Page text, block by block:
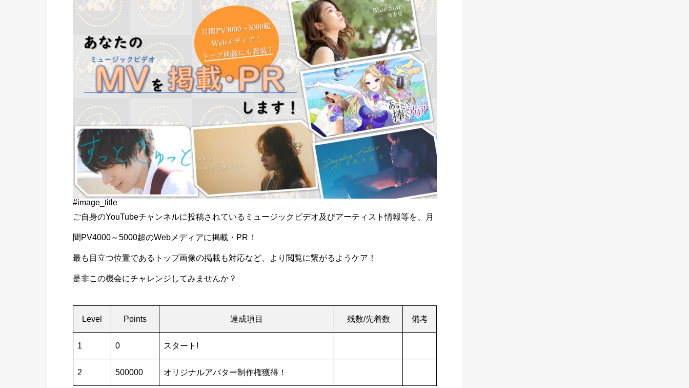
#image_title
ご自身のYouTubeチャンネルに投稿されているミュージックビデオ及びアーティスト情報等を、月
間PV4000～5000超のWebメディアに掲載・PR！
最も目立つ位置であるトップ画像の掲載も対応など、より閲覧に繋がるようケア！
是非この機会にチャレンジしてみませんか？
Level Points 達成項目 残数/先着数 備考
1 0 スタート!
2 500000 オリジナルアバター制作権獲得！